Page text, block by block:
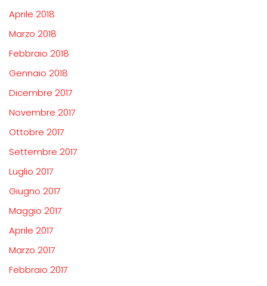
Aprile 2018
Marzo 2018
Febbraio 2018
Gennaio 2018
Dicembre 2017
Novembre 2017
Ottobre 2017
Settembre 2017
Luglio 2017
Giugno 2017
Maggio 2017
Aprile 2017
Marzo 2017
Febbraio 2017